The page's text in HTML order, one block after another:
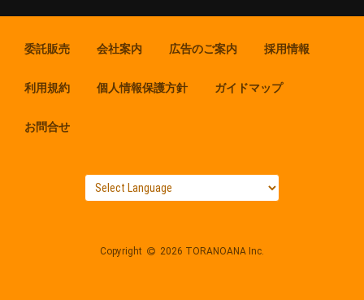
委託販売 会社案内 広告のご案内 採用情報
利用規約 個人情報保護方針 ガイドマップ
お問合せ
Copyright 2026 TORANOANA Inc.